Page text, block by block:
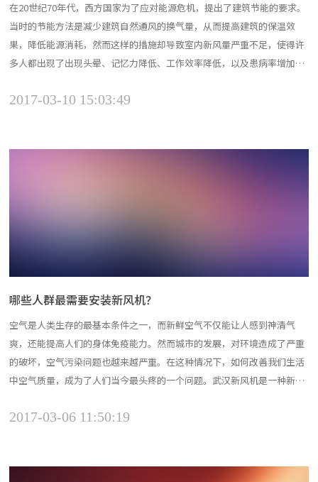
在20世纪70年代，西方国家为了应对能源危机，提出了建筑节能的要求。
当时的节能方法是减少建筑自然通风的换气量，从而提高建筑的保温效
果，降低能源消耗，然而这样的措施却导致室内新风量严重不足，使得许
多人都出现了出现头晕、记忆力降低、工作效率降低，以及患病率增加的
重新规定，因此出现了新风系统来帮助室内进行换气。 在国内我们称之为
2017-03-10 15:03:49
哪些人群最需要安装新风机？
空气是人类生存的最基本条件之一，而新鲜空气不仅能让人感到神清气
爽，还能提高人们的身体免疫能力。然而城市的发展，对环境造成了严重
的破坏，空气污染问题也越来越严重。在这种情况下，如何改善我们生活
中空气质量，成为了人们当今最头疼的一个问题。武汉新风机是一种新型
善室内的空气质量，让人们生活和工作的环境更加舒适。 在当今这种环境
2017-03-06 11:50:19